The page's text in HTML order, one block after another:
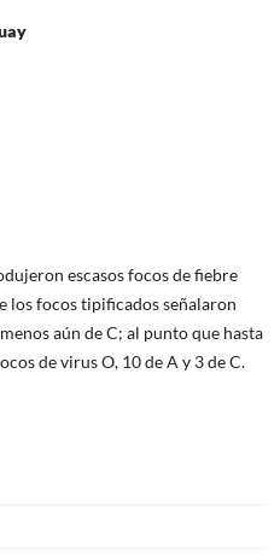
escasos focos de fiebre
los focos tipificados señalaron
aún de C; al punto que hasta
de virus O, 10 de A y 3 de C.